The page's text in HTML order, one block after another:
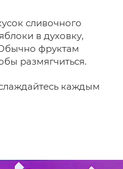
сливочного
в духовку,
фруктам
размягчиться.
каждым